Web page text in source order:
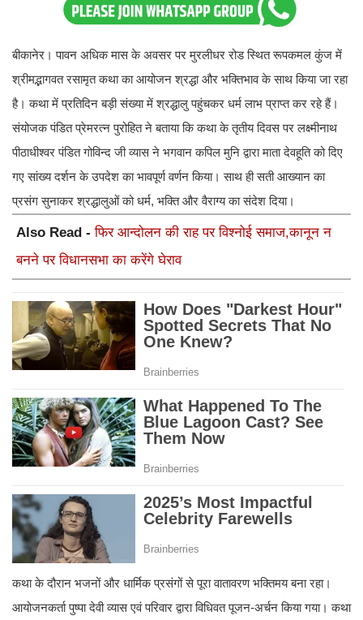
बीकानेर। पावन अधिक मास के अवसर पर मुरलीधर रोड स्थित रूपकमल कुंज में
श्रीमद्भागवत रसामृत कथा का आयोजन श्रद्धा और भक्तिभाव के साथ किया जा रहा
है। कथा में प्रतिदिन बड़ी संख्या में श्रद्धालु पहुंचकर धर्म लाभ प्राप्त कर रहे हैं।
संयोजक पंडित प्रेमरत्न पुरोहित ने बताया कि कथा के तृतीय दिवस पर लक्ष्मीनाथ
पीठाधीश्वर पंडित गोविन्द जी व्यास ने भगवान कपिल मुनि द्वारा माता देवहूति को दिए
गए सांख्य दर्शन के उपदेश का भावपूर्ण वर्णन किया। साथ ही सती आख्यान का
प्रसंग सुनाकर श्रद्धालुओं को धर्म, भक्ति और वैराग्य का संदेश दिया।
Also Read -फिर आन्दोलन की राह पर विश्नोई समाज,कानून न
बनने पर विधानसभा का करेंगे घेराव
कथा के दौरान भजनों और धार्मिक प्रसंगों से पूरा वातावरण भक्तिमय बना रहा।
आयोजनकर्ता पुष्पा देवी व्यास एवं परिवार द्वारा विधिवत पूजन-अर्चन किया गया। कथा